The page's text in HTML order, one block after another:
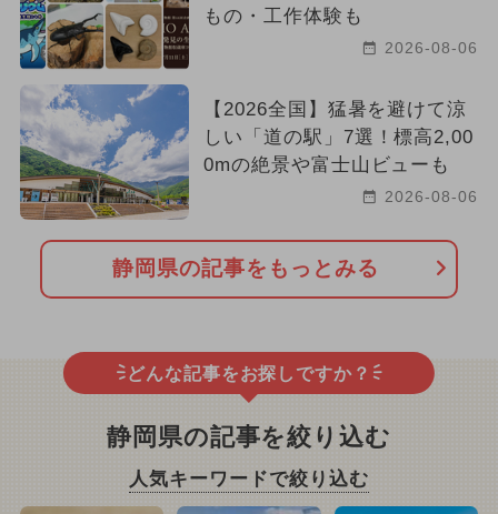
もの・工作体験も
2026-08-06
【2026全国】猛暑を避けて涼
しい「道の駅」7選！標高2,00
0mの絶景や富士山ビューも
2026-08-06
静岡県の記事をもっとみる
どんな記事をお探しですか？
静岡県の記事を絞り込む
人気キーワードで絞り込む